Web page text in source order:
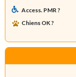
Access. PMR ?
Chiens OK ?